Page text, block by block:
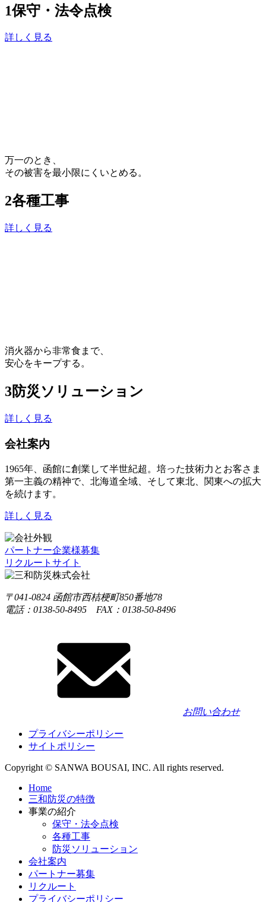
1保守・法令点検
詳しく見る
万一のとき、
その被害を最小限にくいとめる。
2各種工事
詳しく見る
消火器から非常食まで、
安心をキープする。
3防災ソリューション
詳しく見る
会社案内
1965年、函館に創業して半世紀超。培った技術力とお客さま
第一主義の精神で、北海道全域、そして東北、関東への拡大
を続けます。
詳しく見る
パートナー企業様募集
リクルートサイト
〒041-0824 函館市西桔梗町850番地78
電話：0138-50-8495 FAX：0138-50-8496
お問い合わせ
プライバシーポリシー
サイトポリシー
Copyright © SANWA BOUSAI, INC. All rights reserved.
Home
三和防災の特徴
事業の紹介
保守・法令点検
各種工事
防災ソリューション
会社案内
パートナー募集
リクルート
プライバシーポリシー